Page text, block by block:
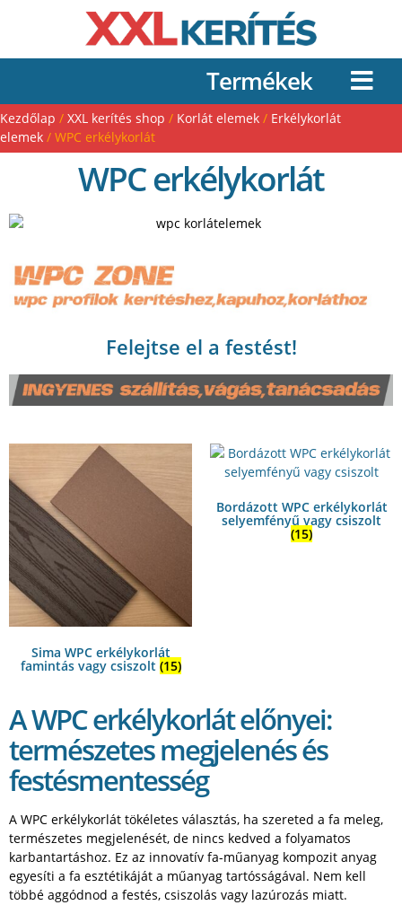
Termékek
Kezdőlap / XXL kerítés shop / Korlát elemek / Erkélykorlát
elemek / WPC erkélykorlát
WPC erkélykorlát
Felejtse el a festést!
Sima WPC erkélykorlát
famintás vagy csiszolt (15)
Bordázott WPC erkélykorlát
selyemfényű vagy csiszolt
(15)
A WPC erkélykorlát előnyei:
természetes megjelenés és
festésmentesség
A WPC erkélykorlát tökéletes választás, ha szereted a fa meleg,
természetes megjelenését, de nincs kedved a folyamatos
karbantartáshoz. Ez az innovatív fa-műanyag kompozit anyag
egyesíti a fa esztétikáját a műanyag tartósságával. Nem kell
többé aggódnod a festés, csiszolás vagy lazúrozás miatt.